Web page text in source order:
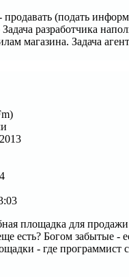
продавать (подать
разработчика
магазина. Задача
площадка для
есть? Богом забытые -
- где программист